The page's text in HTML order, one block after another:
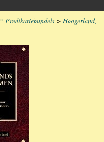
* Predikatiebundels > Hoogerland,